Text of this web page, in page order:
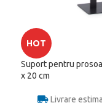
HOT
Suport pentru
x 20 cm
Livrare